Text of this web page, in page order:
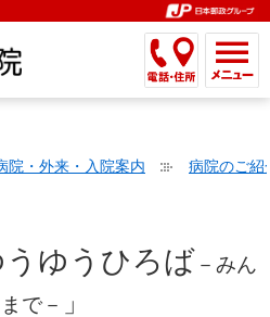
院・外来・入院案内 病院のご紹
うゆうひろば－みん
で－ 」